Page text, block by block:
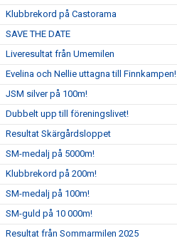
Klubbrekord på Castorama
SAVE THE DATE
Liveresultat från Umemilen
Evelina och Nellie uttagna till Finnkampen!
JSM silver på 100m!
Dubbelt upp till föreningslivet!
Resultat Skärgårdsloppet
SM-medalj på 5000m!
Klubbrekord på 200m!
SM-medalj på 100m!
SM-guld på 10 000m!
Resultat från Sommarmilen 2025